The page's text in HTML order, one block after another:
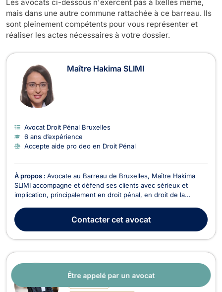
Être appelé par un avocat
Les avocats ci-dessous n'exercent pas à Ixelles même,
mais dans une autre commune rattachée à ce barreau. Ils
sont pleinement compétents pour vous représenter et
réaliser les actes nécessaires à votre dossier.
Maître Hakima SLIMI
Avocat Droit Pénal Bruxelles
6 ans d’expérience
Accepte aide pro deo en Droit Pénal
À propos : Avocate au Barreau de Bruxelles, Maître Hakima
SLIMI accompagne et défend ses clients avec sérieux et
implication, principalement en droit pénal, en droit de la
assurances et recouvrement de créances.En droit pénal,
Maître Hakima SLIMI met un point d’honneur à ac...
Contactercet avocat